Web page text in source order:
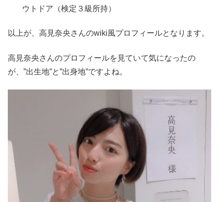
ウトドア（検定３級所持）
以上が、高見奈央さんのwiki風プロフィールとなります。
高見奈央さんのプロフィールを見ていて気になったの
が、”出生地”と”出身地”ですよね。